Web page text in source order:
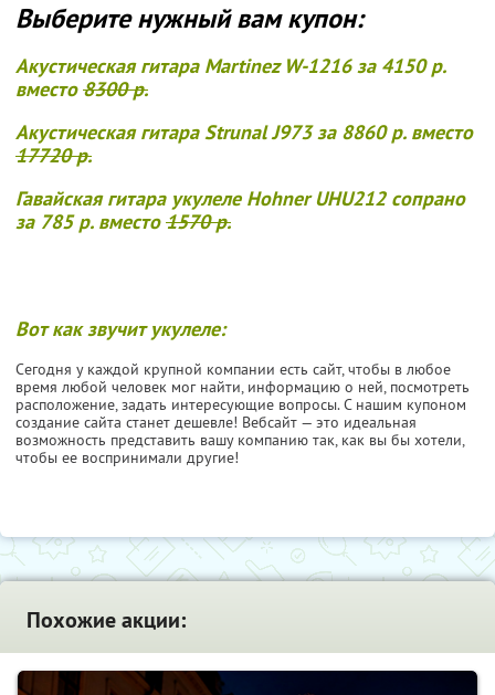
Выберите нужный вам купон:
Акустическая гитара Martinez W-1216 за 4150 р.
вместо8300 р.
Акустическая гитара Strunal J973 за 8860 р. вместо
17720 р.
Гавайская гитара укулеле Hohner UHU212 сопрано
за 785 р. вместо1570 р.
Вот как звучит укулеле:
Сегодня у каждой крупной компании есть сайт, чтобы в любое
время любой человек мог найти, информацию о ней, посмотреть
расположение, задать интересующие вопросы. С нашим купоном
создание сайта станет дешевле! Вебсайт — это идеальная
возможность представить вашу компанию так, как вы бы хотели,
чтобы ее воспринимали другие!
Похожие акции: